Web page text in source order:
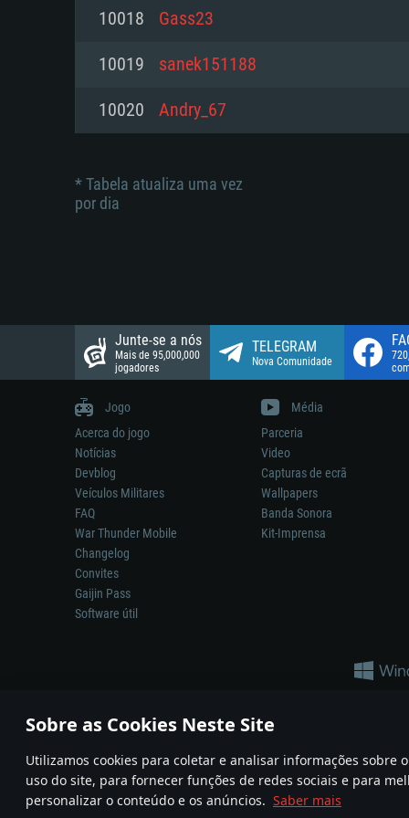
Sobre as Cookies Neste Site
Utilizamos cookies para coletar e analisar informações sobre
uso do site, para fornecer funções de redes sociais e para
personalizar o conteúdo e os anúncios. Saber mais
Disco: 23,1 GB
Network: Internet de banda larga.
Disco: 21,5 GB
Network: Internet de banda larga.
Disco: 21,5 GB
10018 Gass23
10019 sanek151188
10020 Andry_67
* Tabela atualiza uma vez
por dia
Junte-se a nós
Mais de 95,000,000
jogadores
TELEGRAM
Nova Comunidade
Jogo
Acerca do jogo
Notícias
Devblog
Veículos Militares
FAQ
War Thunder Mobile
Changelog
Convites
Gaijin Pass
Software útil
Média
Parceria
Video
Capturas de ecrã
Wallpapers
Banda Sonora
Kit-Imprensa
A reprodução de qualquer sistema de armas ou veículo neste
© 2011—2026 Gaijin Games Kft. All trademarks, logos and brand
Termos e condições Termos de Serviço